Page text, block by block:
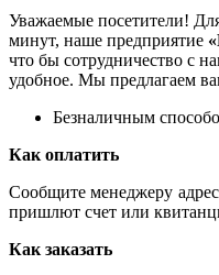
Уважаемые посетители!
минут, наше предприятие
что бы сотрудничество с
удобное. Мы предлагаем
Безналичным
Как оплатить
Сообщите менеджеру
пришлют счет или
Как заказать